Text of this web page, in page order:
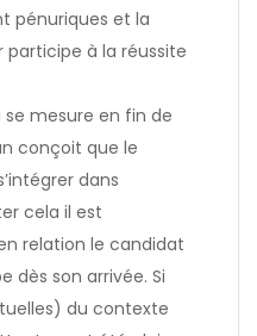
pénuriques et la
à la réussite
mesure en fin de
conçoit que le
dans
cela il est
relation le candidat
dès son arrivée. Si
du contexte